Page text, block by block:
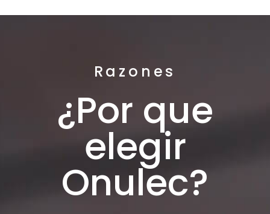
Razones
¿Por que
elegir
Onulec?